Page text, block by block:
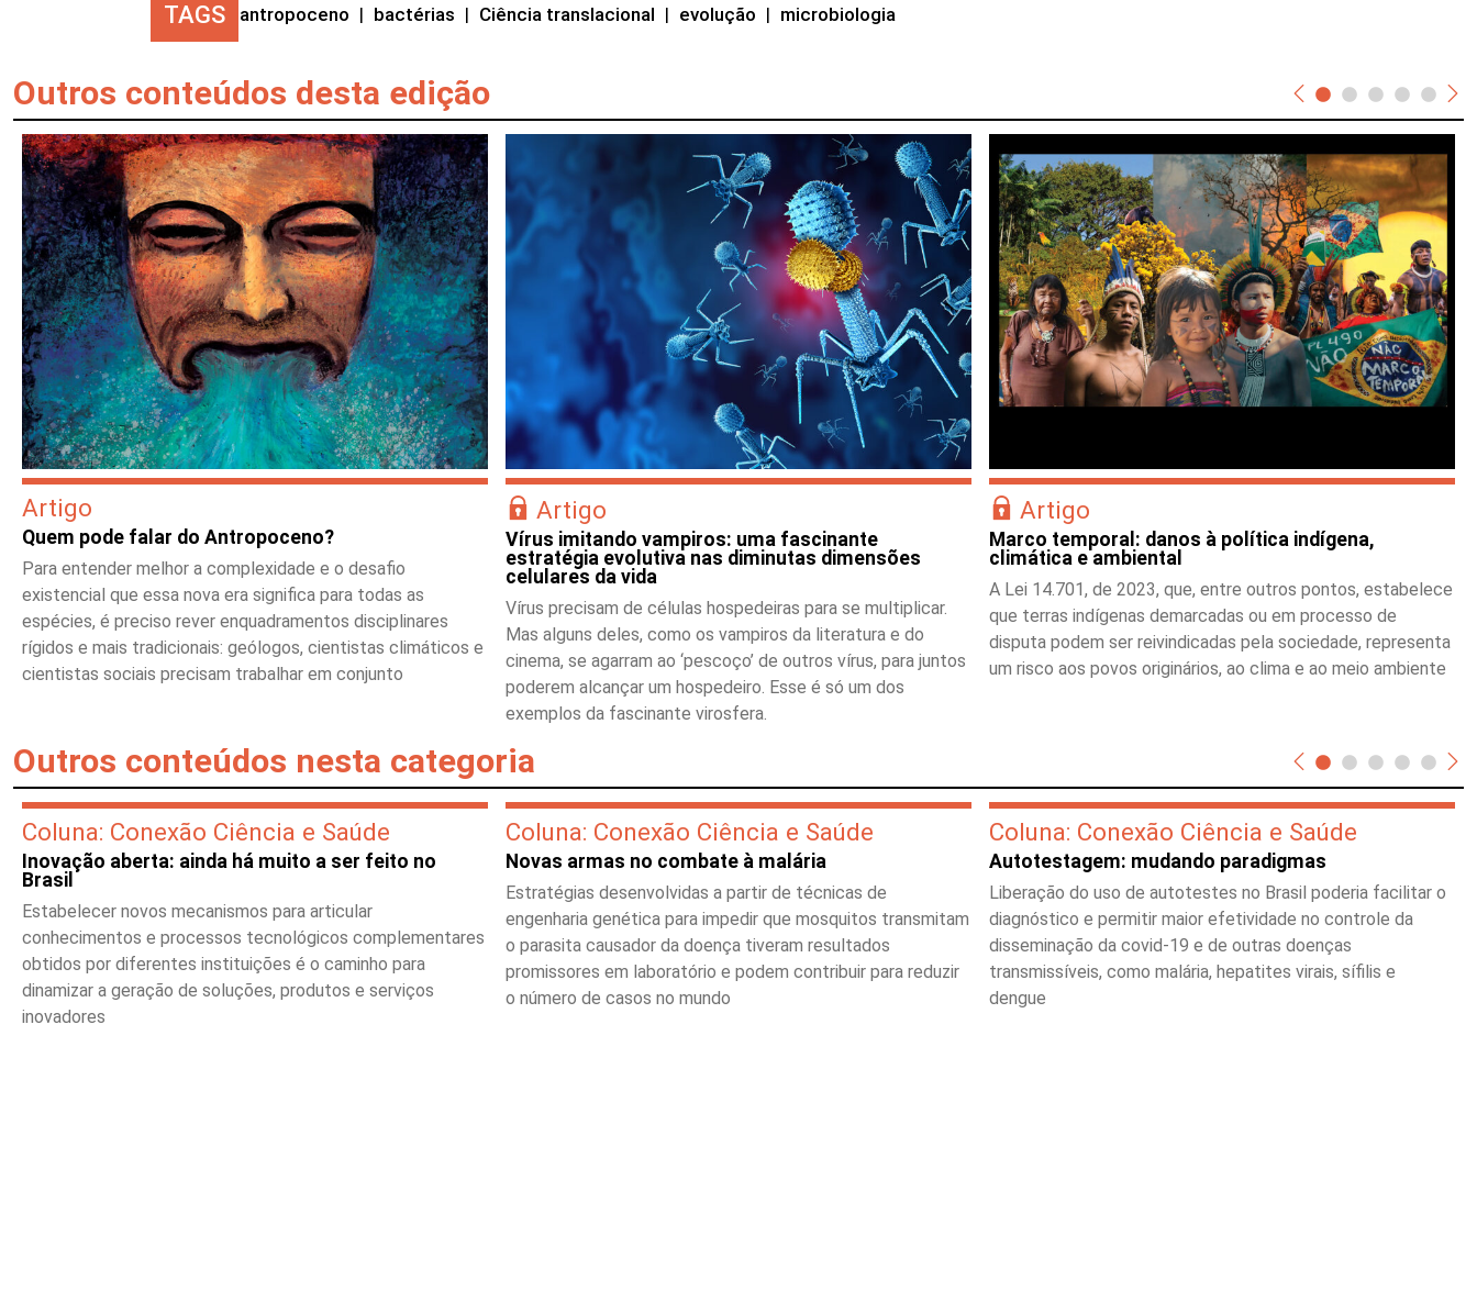
TAGS antropoceno | bactérias | Ciência translacional | evolução | microbiologia
Outros conteúdos desta edição
Artigo
Quem pode falar do Antropoceno?
Para entender melhor a complexidade e o desafio
existencial que essa nova era significa para todas as
espécies, é preciso rever enquadramentos disciplinares
rígidos e mais tradicionais: geólogos, cientistas climáticos e
cientistas sociais precisam trabalhar em conjunto
Artigo
Vírus imitando vampiros: uma fascinante
estratégia evolutiva nas diminutas dimensões
celulares da vida
Vírus precisam de células hospedeiras para se multiplicar.
Mas alguns deles, como os vampiros da literatura e do
cinema, se agarram ao ‘pescoço’ de outros vírus, para juntos
poderem alcançar um hospedeiro. Esse é só um dos
exemplos da fascinante virosfera.
Artigo
Marco temporal: danos à política indígena,
climática e ambiental
A Lei 14.701, de 2023, que, entre outros pontos, estabelece
que terras indígenas demarcadas ou em processo de
disputa podem ser reivindicadas pela sociedade, representa
um risco aos povos originários, ao clima e ao meio ambiente
Outros conteúdos nesta categoria
Coluna: Conexão Ciência e Saúde
Inovação aberta: ainda há muito a ser feito no
Brasil
Estabelecer novos mecanismos para articular
conhecimentos e processos tecnológicos complementares
obtidos por diferentes instituições é o caminho para
dinamizar a geração de soluções, produtos e serviços
inovadores
Coluna: Conexão Ciência e Saúde
Novas armas no combate à malária
Estratégias desenvolvidas a partir de técnicas de
engenharia genética para impedir que mosquitos transmitam
o parasita causador da doença tiveram resultados
promissores em laboratório e podem contribuir para reduzir
o número de casos no mundo
Coluna: Conexão Ciência e Saúde
Autotestagem: mudando paradigmas
Liberação do uso de autotestes no Brasil poderia facilitar o
diagnóstico e permitir maior efetividade no controle da
disseminação da covid-19 e de outras doenças
transmissíveis, como malária, hepatites virais, sífilis e
dengue